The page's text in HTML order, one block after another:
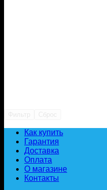
Как купить
Гарантия
Доставка
Оплата
О магазине
Контакты